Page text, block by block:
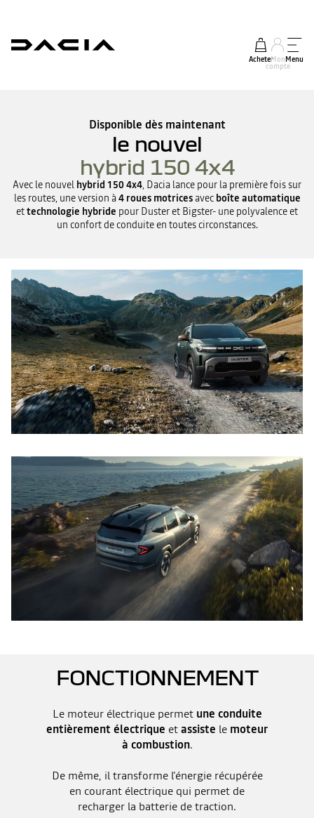
AcheterMon
compte
Menu
Disponible dès maintenant
le nouvel
hybrid 150 4x4
Avec le nouvel hybrid 150 4x4, Dacia lance pour la première fois sur
les routes, une version à4 roues motricesavec boîte automatique
ettechnologie hybride pour Duster et Bigster- une polyvalence et
un confort de conduite en toutes circonstances.
FONCTIONNEMENT
Le moteur électrique permet une conduite
entièrement électrique etassiste le moteur
à combustion.
De même, il transforme l'énergie récupérée
en courant électrique qui permet de
recharger la batterie de traction.